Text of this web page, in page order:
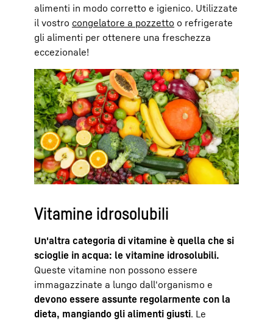
alimenti in modo corretto e igienico. Utilizzate
il vostro congelatore a pozzetto o refrigerate
gli alimenti per ottenere una freschezza
eccezionale!
Vitamine idrosolubili
Un'altra categoria di vitamine è quella che si
scioglie in acqua: le vitamine idrosolubili.
Queste vitamine non possono essere
immagazzinate a lungo dall'organismo e
devono essere assunte regolarmente con la
dieta, mangiando gli alimenti giusti. Le